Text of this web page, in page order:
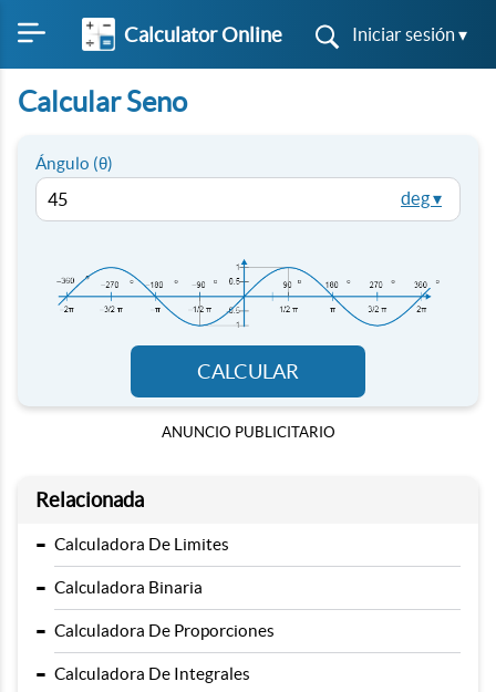
Calculator Online Iniciar sesión ▾
Calcular Seno
Ángulo (θ)
deg ▾
CALCULAR
ANUNCIO PUBLICITARIO
Relacionada
- Calculadora De Limites
- Calculadora Binaria
- Calculadora De Proporciones
- Calculadora De Integrales